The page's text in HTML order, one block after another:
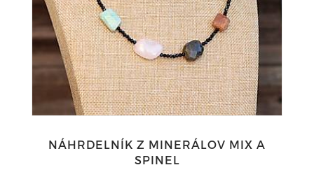
NÁHRDELNÍK Z MINERÁLOV MIX A
SPINEL